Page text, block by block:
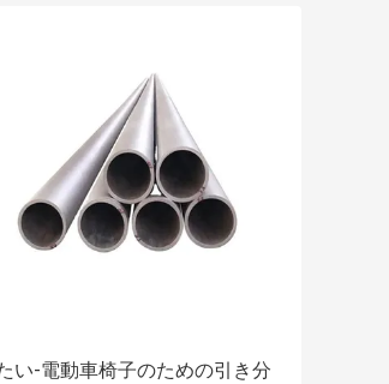
い-電動車椅子のための引き分